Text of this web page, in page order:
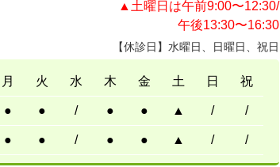
▲土曜日は午前9:00〜12:30/
午後13:30〜16:30
【休診日】水曜日、日曜日、祝日
月 火 水 木 金 土 日 祝
● ● / ● ● ▲ / /
● ● / ● ● ▲ / /